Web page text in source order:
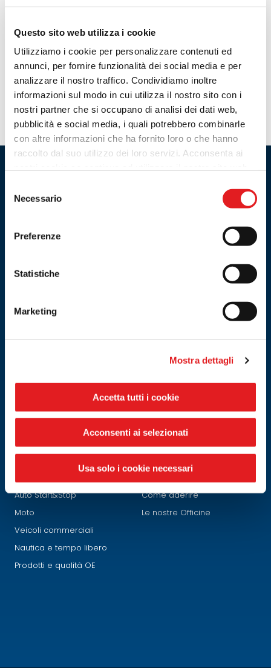
Questo sito web utilizza i cookie
Utilizziamo i cookie per personalizzare contenuti ed
annunci, per fornire funzionalità dei social media e per
analizzare il nostro traffico. Condividiamo inoltre
informazioni sul modo in cui utilizza il nostro sito con i
nostri partner che si occupano di analisi dei dati web,
pubblicità e social media, i quali potrebbero combinarle
con altre informazioni che ha fornito loro o che hanno
raccolto dal suo utilizzo dei loro servizi. Acconsenta ai
delNecessario
Preferenze
Statistiche
Marketing
Mostra dettagli
Accetta tutti i cookie
Acconsenti ai selezionati
Usa solo i cookie necessari
01
CESANA AUTOMOTIVE
VIA NUOVA VALASSINA, 6
22046 MERONE (CO)
Tel: 031/642467
Fax: 031/642467
Orari:
Lun-Ven 8.00-12.00 14.00-18.30
Scopri Fiamm Network
Garanzia
Consigli
Smaltimento
Auto Start&Stop
Moto
Veicoli commerciali
Nautica e tempo libero
Prodotti e qualità OE
FIAMM NETWORK
Come aderire
Le nostre Officine